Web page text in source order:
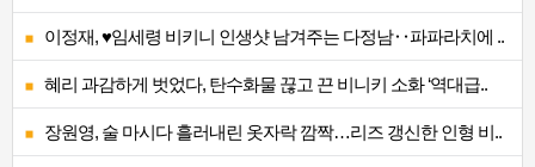
이정재, ♥임세령 비키니 인생샷 남겨주는 다정남‥파파라치에 ..
혜리 과감하게 벗었다, 탄수화물 끊고 끈 비니키 소화 ‘역대급..
장원영, 술 마시다 흘러내린 옷자락 깜짝…리즈 갱신한 인형 비..